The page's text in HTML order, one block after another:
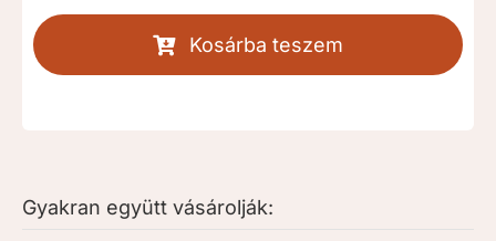
nyugalom
kegyeleti
Kosárba teszem
Gyakran együtt vásárolják: